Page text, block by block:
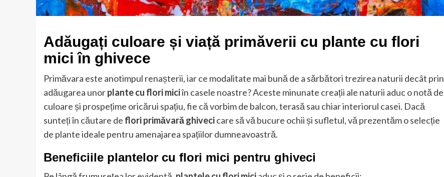
Adăugați culoare și viață primăverii cu plante cu flori
mici în ghivece
Primăvara este anotimpul renașterii, iar ce modalitate mai bună de a sărbători trezirea naturii decât prin
adăugarea unorplante cu flori miciîn casele noastre? Aceste minunate creații ale naturii aduc o notă de
culoare și prospețime oricărui spațiu, fie că vorbim de balcon, terasă sau chiar interiorul casei. Dacă
sunteți în căutare de flori primăvară ghivecicare să vă bucure ochii și sufletul, vă prezentăm o selecție
de plante ideale pentru amenajarea spațiilor dumneavoastră.
Beneficiile plantelor cu flori mici pentru ghiveci